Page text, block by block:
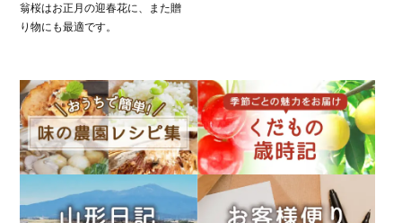
翁桜はお正月の迎春花に、また贈
り物にも最適です。